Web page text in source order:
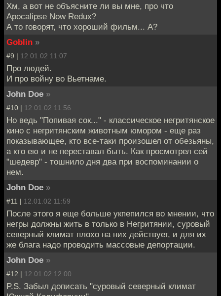
Хм, а вот не объясните ли вы мне, про что
Apocalipse Now Redux?
А то говорят, что хороший фильм... А?
Goblin »
#9 | 12.01.02 11:07
Про людей.
И про войну во Вьетнаме.
John Doe »
#10 | 12.01.02 11:56
Но ведь "Попивая сок..." - классическое негритянское
кино с негритянским животным юмором - еще раз
показывающее, кто все-таки произошел от обезьяны,
а кто ею и не переставал быть. Как просмотрел сей
"шедевр" - тошнило дня два при воспоминании о
нем.
John Doe »
#11 | 12.01.02 11:59
После этого я еще больше укпепился во мнении, что
негры должны жить в только в Негритянии, суровый
северный климат плохо на них действует, и для их
же блага надо проводить массовые депортации.
John Doe »
#12 | 12.01.02 12:00
P.S. Забыл дописать "суровый северный климат